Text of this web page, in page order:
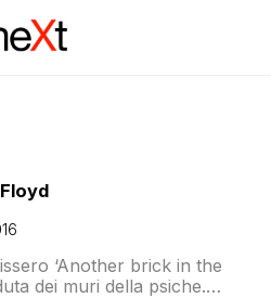
‘Another brick in the
dei muri della psiche.